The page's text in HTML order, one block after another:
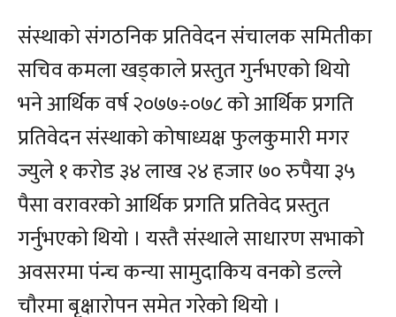
संस्थाको संगठनिक प्रतिवेदन संचालक समितीका
सचिव कमला खड्काले प्रस्तुत गुर्नभएको थियो
भने आर्थिक वर्ष २०७७÷०७८ को आर्थिक प्रगति
प्रतिवेदन संस्थाको कोषाध्यक्ष फुलकुमारी मगर
ज्युले १ करोड ३४ लाख २४ हजार ७० रुपैया ३५
पैसा वरावरको आर्थिक प्रगति प्रतिवेद प्रस्तुत
गर्नुभएको थियो । यस्तै संस्थाले साधारण सभाको
अवसरमा पंन्च कन्या सामुदाकिय वनको डल्ले
चौरमा बृक्षारोपन समेत गरेको थियो ।